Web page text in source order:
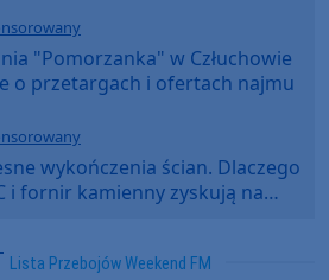
"Pomorzanka" w Człuchowie
o przetargach i ofertach najmu
wykończenia ścian. Dlaczego
i fornir kamienny zyskują na
Lista Przebojów Weekend FM